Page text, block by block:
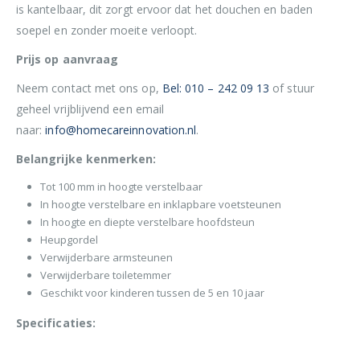
is kantelbaar, dit zorgt ervoor dat het douchen en baden
soepel en zonder moeite verloopt.
Prijs op aanvraag
Neem contact met ons op, Bel: 010 – 242 09 13 of stuur
geheel vrijblijvend een email
naar:info@homecareinnovation.nl.
Belangrijke kenmerken:
Tot 100 mm in hoogte verstelbaar
In hoogte verstelbare en inklapbare voetsteunen
In hoogte en diepte verstelbare hoofdsteun
Heupgordel
Verwijderbare armsteunen
Verwijderbare toiletemmer
Geschikt voor kinderen tussen de 5 en 10 jaar
Specificaties: